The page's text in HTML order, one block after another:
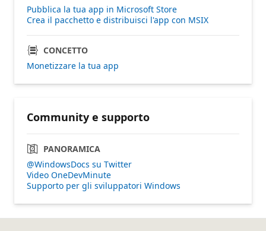
Pubblica la tua app in Microsoft Store
Crea il pacchetto e distribuisci l'app con MSIX
CONCETTO
Monetizzare la tua app
Community e supporto
PANORAMICA
@WindowsDocs su Twitter
Video OneDevMinute
Supporto per gli sviluppatori Windows